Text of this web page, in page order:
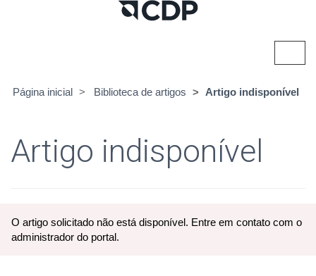
Página inicial
Biblioteca de artigos Artigo indisponível
Artigo indisponível
O artigo solicitado não está disponível. Entre em contato com o
administrador do portal.